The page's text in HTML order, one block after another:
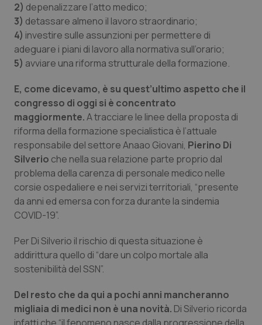
Quotidiano Pediatria
Rene & patologie urogenitali
Sangue & coagulazione
Tiroide
Tumore al seno
Tumore ovarico
Tumori gastrointestinali
Ulcera & Reflusso
Vaccini
2) depenalizzare l’atto medico;
3) detassare almeno il lavoro straordinario;
4) investire sulle assunzioni per permettere di
adeguare i piani di lavoro alla normativa sull’orario;
5) avviare una riforma strutturale della formazione.
E, come dicevamo, è su quest’ultimo aspetto che il
congresso di oggi si è concentrato
maggiormente.A tracciare le linee della proposta di
riforma della formazione specialistica è l’attuale
responsabile del settore Anaao Giovani, Pierino Di
Silverio che nella sua relazione parte proprio dal
problema della carenza di personale medico nelle
corsie ospedaliere e nei servizi territoriali, “presente
da anni ed emersa con forza durante la sindemia
COVID-19”.
Per Di Silverio il rischio di questa situazione è
addirittura quello di “dare un colpo mortale alla
sostenibilità del SSN”.
Del resto che da qui a pochi anni mancheranno
migliaia di medici non è una novità. Di Silverio ricorda